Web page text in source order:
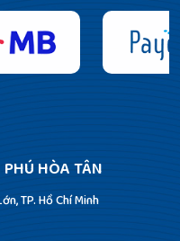
HÒA TÂN
TP. Hồ Chí Minh